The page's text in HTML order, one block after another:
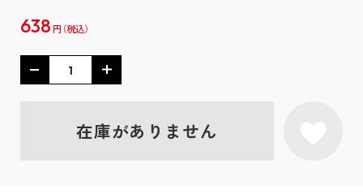
638 円
在庫がありません